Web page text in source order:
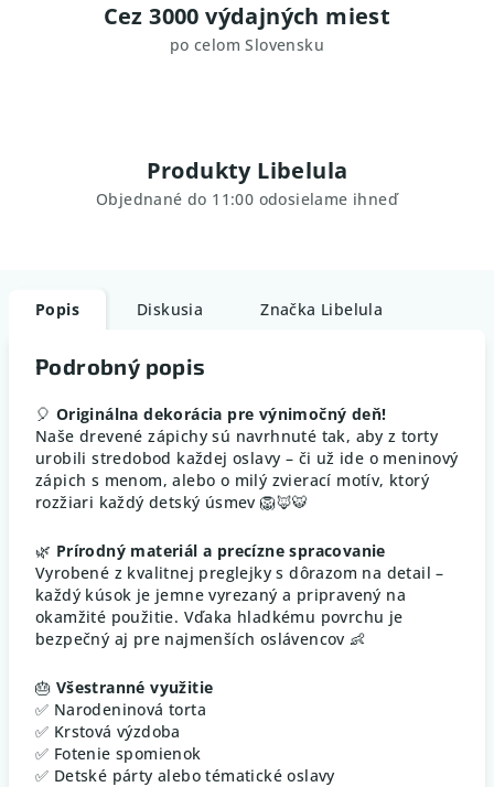
Cez 3000 výdajných miest
po celom Slovensku
Produkty Libelula
Objednané do 11:00 odosielame ihneď
Popis Diskusia Značka Libelula
Podrobný popis
🎈 Originálna dekorácia pre výnimočný deň!
Naše drevené zápichy sú navrhnuté tak, aby z torty
urobili stredobod každej oslavy – či už ide o meninový
zápich s menom, alebo o milý zvierací motív, ktorý
rozžiari každý detský úsmev 🦁🦊🐯
🌿 Prírodný materiál a precízne spracovanie
Vyrobené z kvalitnej preglejky s dôrazom na detail –
každý kúsok je jemne vyrezaný a pripravený na
okamžité použitie. Vďaka hladkému povrchu je
bezpečný aj pre najmenších oslávencov 👶
🎂 Všestranné využitie
✅ Narodeninová torta
✅ Krstová výzdoba
✅ Fotenie spomienok
✅ Detské párty alebo tématické oslavy